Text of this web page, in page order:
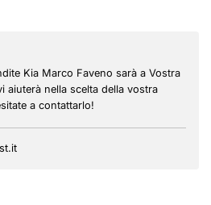
Kia Marco Faveno sarà a Vostra
aiuterà nella scelta della vostra
a contattarlo!